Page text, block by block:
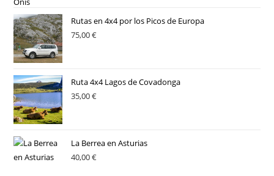
Rutas en 4x4 por los Picos de Europa
75,00€
Ruta 4x4 Lagos de Covadonga
35,00€
La Berrea en Asturias
40,00€